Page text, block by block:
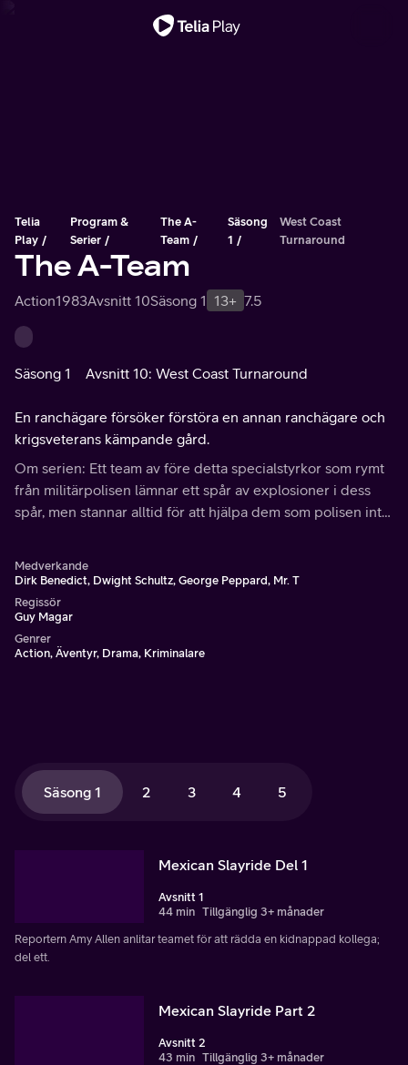
Telia
Play
Program &
Serier
The A-
Team
Säsong
1
West Coast
Turnaround
The A-Team
Action1983Avsnitt 10Säsong 1 13+ 7.5
Säsong 1 Avsnitt 10: West Coast Turnaround
En ranchägare försöker förstöra en annan ranchägare och
krigsveterans kämpande gård.
Om serien: Ett team av före detta specialstyrkor som rymt
från militärpolisen lämnar ett spår av explosioner i dess
spår, men stannar alltid för att hjälpa dem som polisen inte
Medverkande
Dirk Benedict, Dwight Schultz, George Peppard, Mr. T
Regissör
Guy Magar
Genrer
Action, Äventyr, Drama, Kriminalare
Säsong 1 2 3 4 5
Mexican Slayride Del 1
Avsnitt 1
44 min Tillgänglig 3+ månader
Reportern Amy Allen anlitar teamet för att rädda en kidnappad kollega;
del ett.
Mexican Slayride Part 2
Avsnitt 2
43 min Tillgänglig 3+ månader